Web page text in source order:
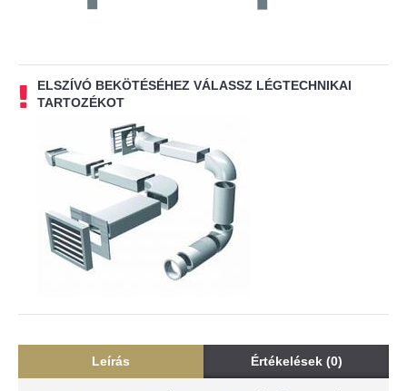
ELSZÍVÓ BEKÖTÉSÉHEZ VÁLASSZ LÉGTECHNIKAI
TARTOZÉKOT
Leírás Értékelések (0)